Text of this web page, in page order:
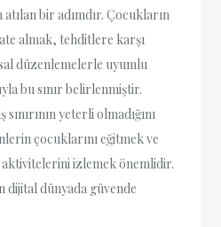
bir adımdır. Çocukların
almak, tehditlere karşı
düzenlemelerle uyumlu
bu sınır belirlenmiştir.
yeterli olmadığını
çocuklarını eğitmek ve
izlemek önemlidir.
dijital dünyada güvende